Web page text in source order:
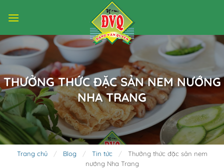
qua
dung
THƯỞNG THỨC ĐẶC SẢN NEM NƯỚNG
NHA TRANG
Trang chủ / Blog / Tin tức /
Thưởng thức đặc sản nem
nướng Nha Trang